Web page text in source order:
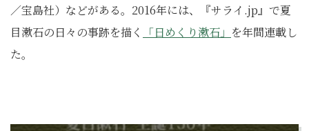
／宝島社）などがある。2016年には、『サライ.jp』で夏
目漱石の日々の事跡を描く
「日めくり漱石」 を年間連載し
た。